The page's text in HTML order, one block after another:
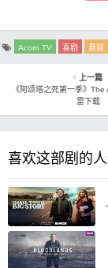
Acorn TV 喜剧 悬疑
上一篇
《阿颂塔之死第一季》
雷下载
喜欢这部剧的人